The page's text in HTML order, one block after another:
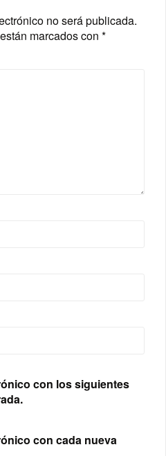
no será publicada.
marcados con *
con los siguientes
con cada nueva